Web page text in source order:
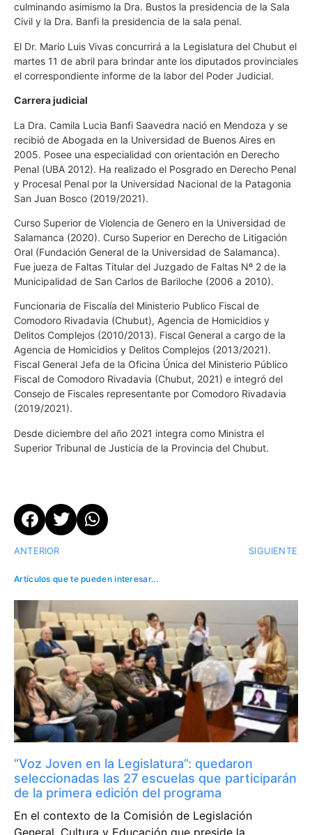
culminando asimismo la Dra. Bustos la presidencia de la Sala
Civil y la Dra. Banfi la presidencia de la sala penal.
El Dr. Mario Luis Vivas concurrirá a la Legislatura del Chubut el
martes 11 de abril para brindar ante los diputados provinciales
el correspondiente informe de la labor del Poder Judicial.
Carrera judicial
La Dra. Camila Lucia Banfi Saavedra nació en Mendoza y se
recibió de Abogada en la Universidad de Buenos Aires en
2005. Posee una especialidad con orientación en Derecho
Penal (UBA 2012). Ha realizado el Posgrado en Derecho Penal
y Procesal Penal por la Universidad Nacional de la Patagonia
San Juan Bosco (2019/2021).
Curso Superior de Violencia de Genero en la Universidad de
Salamanca (2020). Curso Superior en Derecho de Litigación
Oral (Fundación General de la Universidad de Salamanca).
Fue jueza de Faltas Titular del Juzgado de Faltas Nº 2 de la
Municipalidad de San Carlos de Bariloche (2006 a 2010).
Funcionaria de Fiscalía del Ministerio Publico Fiscal de
Comodoro Rivadavia (Chubut), Agencia de Homicidios y
Delitos Complejos (2010/2013). Fiscal General a cargo de la
Agencia de Homicidios y Delitos Complejos (2013/2021).
Fiscal General Jefa de la Oficina Única del Ministerio Público
Fiscal de Comodoro Rivadavia (Chubut, 2021) e integró del
Consejo de Fiscales representante por Comodoro Rivadavia
(2019/2021).
Desde diciembre del año 2021 integra como Ministra el
Superior Tribunal de Justicia de la Provincia del Chubut.
ANTERIOR SIGUIENTE
Artículos que te pueden interesar...
“Voz Joven en la Legislatura”: quedaron
seleccionadas las 27 escuelas que participarán
de la primera edición del programa
En el contexto de la Comisión de Legislación
General, Cultura y Educación que preside la